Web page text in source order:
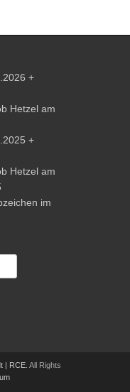
+
Hetzel am
+
Hetzel am
im
| RCE. All Rights